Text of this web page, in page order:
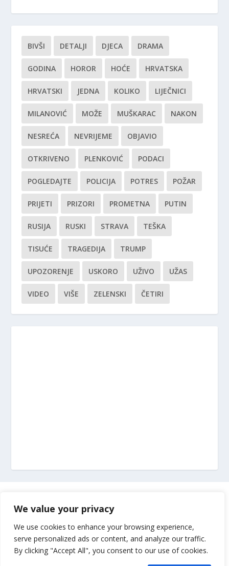
We value your privacy
We use cookies to enhance your browsing experience,
serve personalized ads or content, and analyze our traffic.
By clicking "Accept All", you consent to our use of cookies.
BIVŠI DETALJI DJECA DRAMA
GODINA HOROR HOĆE HRVATSKA
HRVATSKI JEDNA KOLIKO LIJEČNICI
MILANOVIĆ MOŽE MUŠKARAC NAKON
NESREĆA NEVRIJEME OBJAVIO
OTKRIVENO PLENKOVIĆ PODACI
POGLEDAJTE POLICIJA POTRES POŽAR
PRIJETI PRIZORI PROMETNA PUTIN
RUSIJA RUSKI STRAVA TEŠKA
TISUĆE TRAGEDIJA TRUMP
UPOZORENJE USKORO UŽIVO UŽAS
VIDEO VIŠE ZELENSKI ČETIRI
Impressum
Uvjeti korištenja